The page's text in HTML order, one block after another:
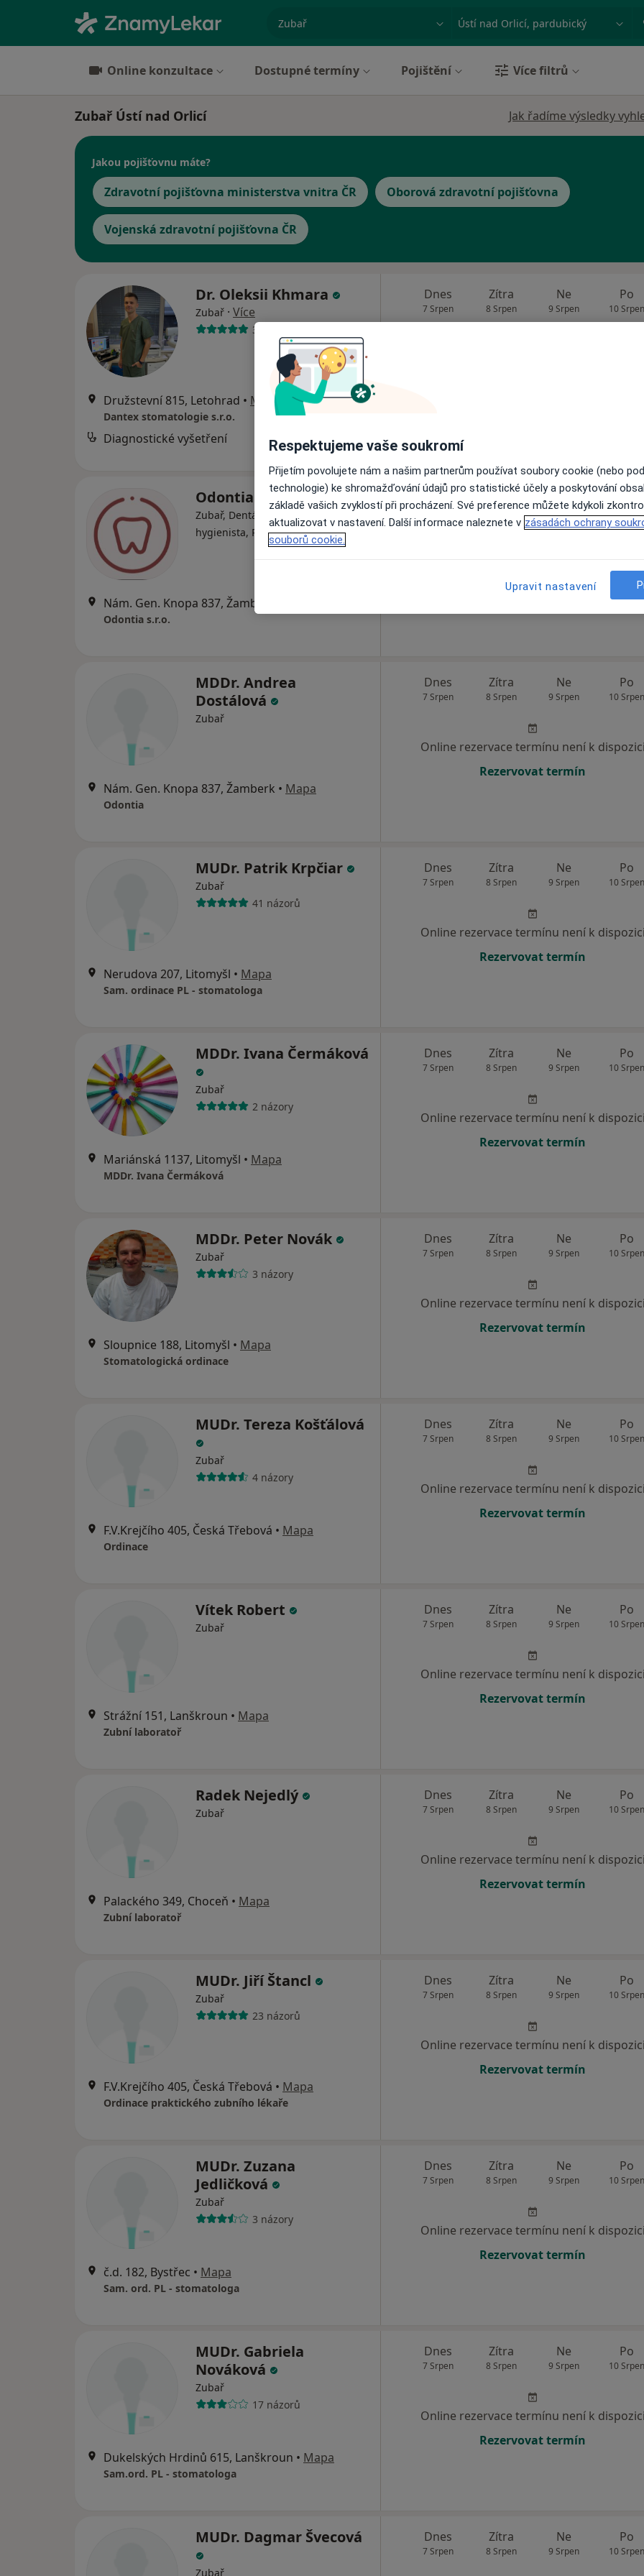
specializace, nemoc nebo příjmeníMěsto nebo region
Online konzultace Dostupné termíny Pojištění Více filtrů
Zubař Ústí nad Orlicí Jak řadíme výsledky
Jakou pojišťovnu máte?
Zdravotní pojišťovna ministerstva vnitra ČR Oborová zdravotní pojišťovna
Vojenská zdravotní pojišťovna ČR
Dr. Oleksii Khmara
Zubař · Více
3 názory
Družstevní 815, Letohrad • Mapa
Dantex stomatologie s.r.o.
Diagnostické vyšetření od 500 kč
Dnes
7 Srpen
Zítra
8 Srpen
Ne
9 Srpen
Po
10 Srpen
Odontia s.r.o.
Zubař, Dentální hygienistka,
hygienista, Parodontolog·Více
Nám. Gen. Knopa 837, Žamberk
Odontia s.r.o.
Dnes
7 Srpen
Zítra
8 Srpen
Ne
9 Srpen
Po
10
Zobrazit profil
MDDr. Andrea
Dostálová
Zubař
Nám. Gen. Knopa 837, Žamberk • Mapa
Odontia
Dnes
7 Srpen
Zítra
8 Srpen
Ne
9 Srpen
Po
10 Srpen
Online rezervace termínu není k dispozici
Rezervovat termín
MUDr. Patrik Krpčiar
Zubař
41 názorů
Nerudova 207, Litomyšl • Mapa
Sam. ordinace PL - stomatologa
Dnes
7 Srpen
Zítra
8 Srpen
Ne
9 Srpen
Po
10 Srpen
Online rezervace termínu není k dispozici
Rezervovat termín
MDDr. Ivana Čermáková
Zubař
2 názory
Mariánská 1137, Litomyšl • Mapa
MDDr. Ivana Čermáková
Dnes
7 Srpen
Zítra
8 Srpen
Ne
9 Srpen
Po
10 Srpen
Online rezervace termínu není k dispozici
Rezervovat termín
MDDr. Peter Novák
Zubař
3 názory
Sloupnice 188, Litomyšl • Mapa
Stomatologická ordinace
Dnes
7 Srpen
Zítra
8 Srpen
Ne
9 Srpen
Po
10 Srpen
Online rezervace termínu není k dispozici
Rezervovat termín
MUDr. Tereza Košťálová
Zubař
4 názory
F.V.Krejčího 405, Česká Třebová • Mapa
Ordinace
Dnes
7 Srpen
Zítra
8 Srpen
Ne
9 Srpen
Po
10 Srpen
Online rezervace termínu není k dispozici
Rezervovat termín
Vítek Robert
Zubař
Strážní 151, Lanškroun • Mapa
Zubní laboratoř
Dnes
7 Srpen
Zítra
8 Srpen
Ne
9 Srpen
Po
10 Srpen
Online rezervace termínu není k dispozici
Rezervovat termín
Radek Nejedlý
Zubař
Palackého 349, Choceň • Mapa
Zubní laboratoř
Dnes
7 Srpen
Zítra
8 Srpen
Ne
9 Srpen
Po
10 Srpen
Online rezervace termínu není k dispozici
Rezervovat termín
MUDr. Jiří Štancl
Zubař
23 názorů
F.V.Krejčího 405, Česká Třebová • Mapa
Ordinace praktického zubního lékaře
Dnes
7 Srpen
Zítra
8 Srpen
Ne
9 Srpen
Po
10 Srpen
Online rezervace termínu není k dispozici
Rezervovat termín
MUDr. Zuzana
Jedličková
Zubař
3 názory
č.d. 182, Bystřec • Mapa
Sam. ord. PL - stomatologa
Dnes
7 Srpen
Zítra
8 Srpen
Ne
9 Srpen
Po
10 Srpen
Online rezervace termínu není k dispozici
Rezervovat termín
MUDr. Gabriela
Nováková
Zubař
17 názorů
Dukelských Hrdinů 615, Lanškroun • Mapa
Sam.ord. PL - stomatologa
Dnes
7 Srpen
Zítra
8 Srpen
Ne
9 Srpen
Po
10 Srpen
Online rezervace termínu není k dispozici
Rezervovat termín
MUDr. Dagmar Švecová
Zubař
Dnes
7 Srpen
Zítra
8 Srpen
Ne
9 Srpen
Po
10 Srpen
Respektujeme vaše soukromí
Přijetím povolujete nám a našim partnerům používat soubory cookie (nebo
technologie) ke shromažďování údajů pro statistické účely a poskytování
základě vašich zvyklostí při procházení. Své preference můžete kdykoli
aktualizovat v nastavení. Další informace naleznete v zásadách ochrany
souborů cookie.
Upravit nastavení